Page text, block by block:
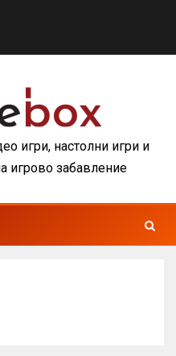
игри, настолни игри и
игрово забавление